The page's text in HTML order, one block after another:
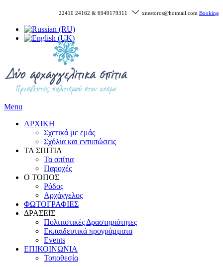
22410 24162 & 6949179311 xnestoros@hotmail.com Booking
Menu
ΑΡΧΙΚΗ
Σχετικά με εμάς
Σχόλια και εντυπώσεις
ΤΑ ΣΠΙΤΙΑ
Τα σπίτια
Παροχές
Ο ΤΟΠΟΣ
Ρόδος
Αρχάγγελος
ΦΩΤΟΓΡΑΦΙΕΣ
ΔΡΑΣΕΙΣ
Πολιτιστικές Δραστηριότητες
Εκπαιδευτικά προγράμματα
Events
ΕΠΙΚΟΙΝΩΝΙΑ
Τοποθεσία